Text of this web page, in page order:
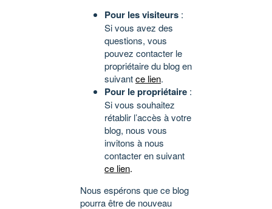
Pour les visiteurs :
Si vous avez des
questions, vous
pouvez contacter le
propriétaire du blog en
suivantce lien.
Pour le propriétaire :
Si vous souhaitez
rétablir l’accès à votre
blog, nous vous
invitons à nous
contacter en suivant
ce lien.
Nous espérons que ce blog
pourra être de nouveau